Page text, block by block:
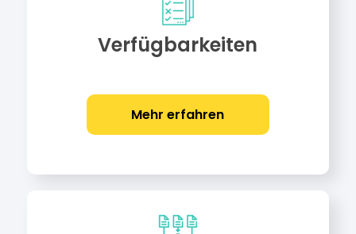
Verfügbarkeiten
Mehr erfahren